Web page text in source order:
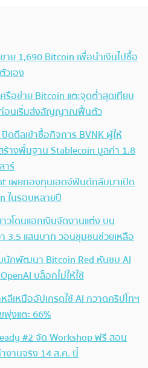
าย 1,690 Bitcoin เพื่อนำเงินไปซื้อ
เอง
รือข่าย Bitcoin แตะจุดต่ำสุดเทียบ
ก่อนเริ่มส่งสัญญาณฟื้นตัว
ดดีลเข้าซื้อกิจการ BVNK ผู้ให้
ร้างพื้นฐาน Stablecoin มูลค่า 1.8
าร์
เผยกองทุนเฮดจ์ฟันด์กลับมาเปิด
ในรอบหลายปี
วโดนแฮกเงินจัดงานแต่ง บน
3.5 แสนบาท วอนชุมชนช่วยเหลือ
นักพัฒนา Bitcoin Red หันซบ AI
บล็อกไม่ให้ใช้
ลีเหนืออัปเกรดใช้ AI กวาดคริปโทฯ
พุ่งแตะ 66%
#2 จัด Workshop ฟรี สอน
ำงานจริง 14 ส.ค. นี้